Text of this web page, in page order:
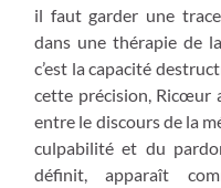
il faut garder une
dans une thérapie de
c’est la capacité
cette précision, Ricœur
entre le discours de la
culpabilité et du
définit, apparaît